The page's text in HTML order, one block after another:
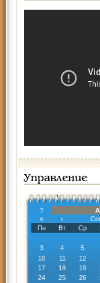
Управление
?
«
‹
Пн
Вт Ср
3
4 5
10
11 12
17
18 19
24
25 26